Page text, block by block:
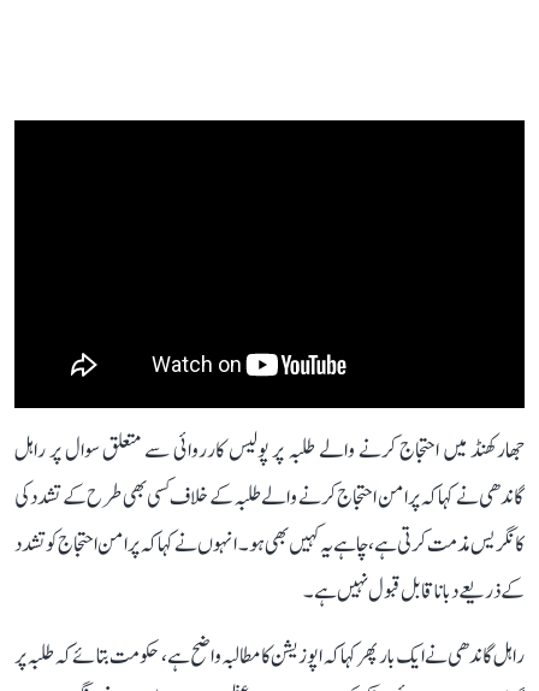
جھارکھنڈ میں احتجاج کرنے والے طلبہ پر پولیس کارروائی سے متعلق سوال پر راہل
گاندھی نے کہا کہ پرامن احتجاج کرنے والے طلبہ کے خلاف کسی بھی طرح کے تشدد کی
کانگریس مذمت کرتی ہے، چاہے یہ کہیں بھی ہو۔ انہوں نے کہا کہ پرامن احتجاج کو تشدد
کے ذریعے دبانا قابل قبول نہیں ہے۔
راہل گاندھی نے ایک بار پھر کہا کہ اپوزیشن کا مطالبہ واضح ہے، حکومت بتائے کہ طلبہ پر